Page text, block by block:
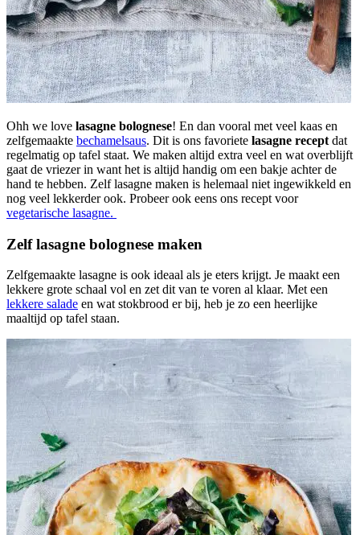
Ohh we love lasagne bolognese! En dan vooral met veel kaas en
zelfgemaakte bechamelsaus. Dit is ons favoriete lasagne recept dat
regelmatig op tafel staat. We maken altijd extra veel en wat overblijft
gaat de vriezer in want het is altijd handig om een bakje achter de
hand te hebben. Zelf lasagne maken is helemaal niet ingewikkeld en
nog veel lekkerder ook. Probeer ook eens ons recept voor
vegetarische lasagne.
Zelf lasagne bolognese maken
Zelfgemaakte lasagne is ook ideaal als je eters krijgt. Je maakt een
lekkere grote schaal vol en zet dit van te voren al klaar. Met een
lekkere salade en wat stokbrood er bij, heb je zo een heerlijke
maaltijd op tafel staan.